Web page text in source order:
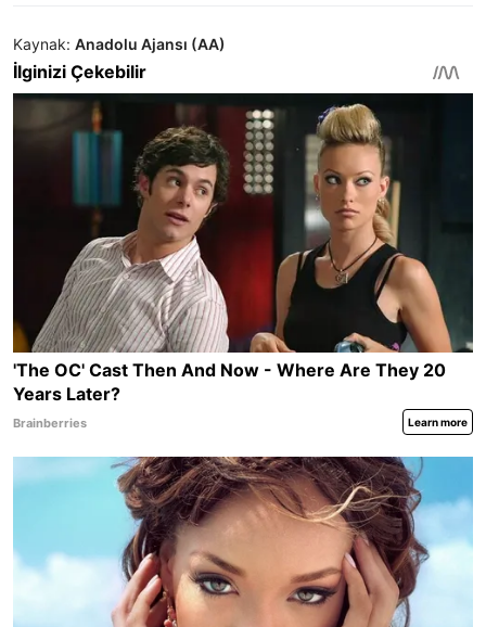
Kaynak: Anadolu Ajansı (AA)